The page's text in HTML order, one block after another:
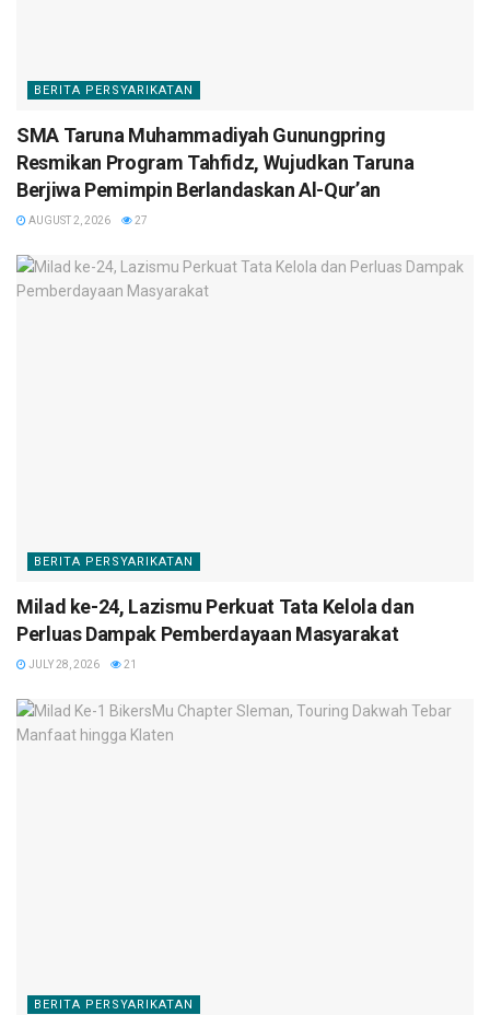
BERITA PERSYARIKATAN
SMA Taruna Muhammadiyah Gunungpring
Resmikan Program Tahfidz, Wujudkan Taruna
Berjiwa Pemimpin Berlandaskan Al-Qur’an
AUGUST 2, 2026 27
BERITA PERSYARIKATAN
Milad ke-24, Lazismu Perkuat Tata Kelola dan
Perluas Dampak Pemberdayaan Masyarakat
JULY 28, 2026 21
BERITA PERSYARIKATAN